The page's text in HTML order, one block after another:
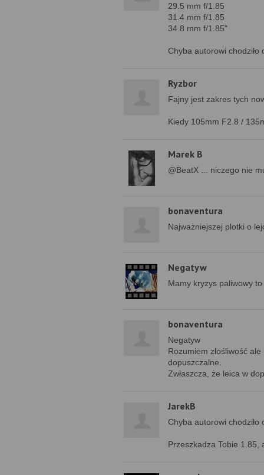
29.5 mm f/1.85
31.4 mm f/1.85
34.8 mm f/1.85"
Chyba autorowi chodziło
Ryzbor
Fajny jest zakres tych
Kiedy 105mm F2.8 /
Marek B
@BeatX ... niczego nie
bonaventura
Najważniejszej plotki o
Negatyw
Mamy kryzys paliwowy
bonaventura
Negatyw
Rozumiem złośliwość
dopuszczalne.
Zwłaszcza, że leica w
JarekB
Chyba autorowi chodziło
Przeszkadza Tobie 1.85,